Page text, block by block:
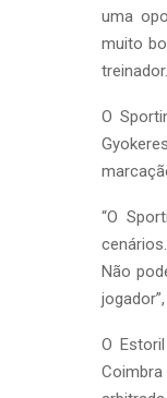
uma
muito
treinador.
O
“O
Não
O